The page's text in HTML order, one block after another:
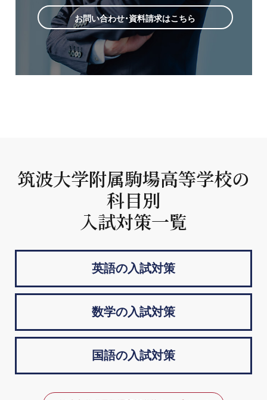
お問い合わせ・資料請求はこちら
筑波大学附属駒場高等学校の
科目別
入試対策一覧
英語の入試対策
数学の入試対策
国語の入試対策